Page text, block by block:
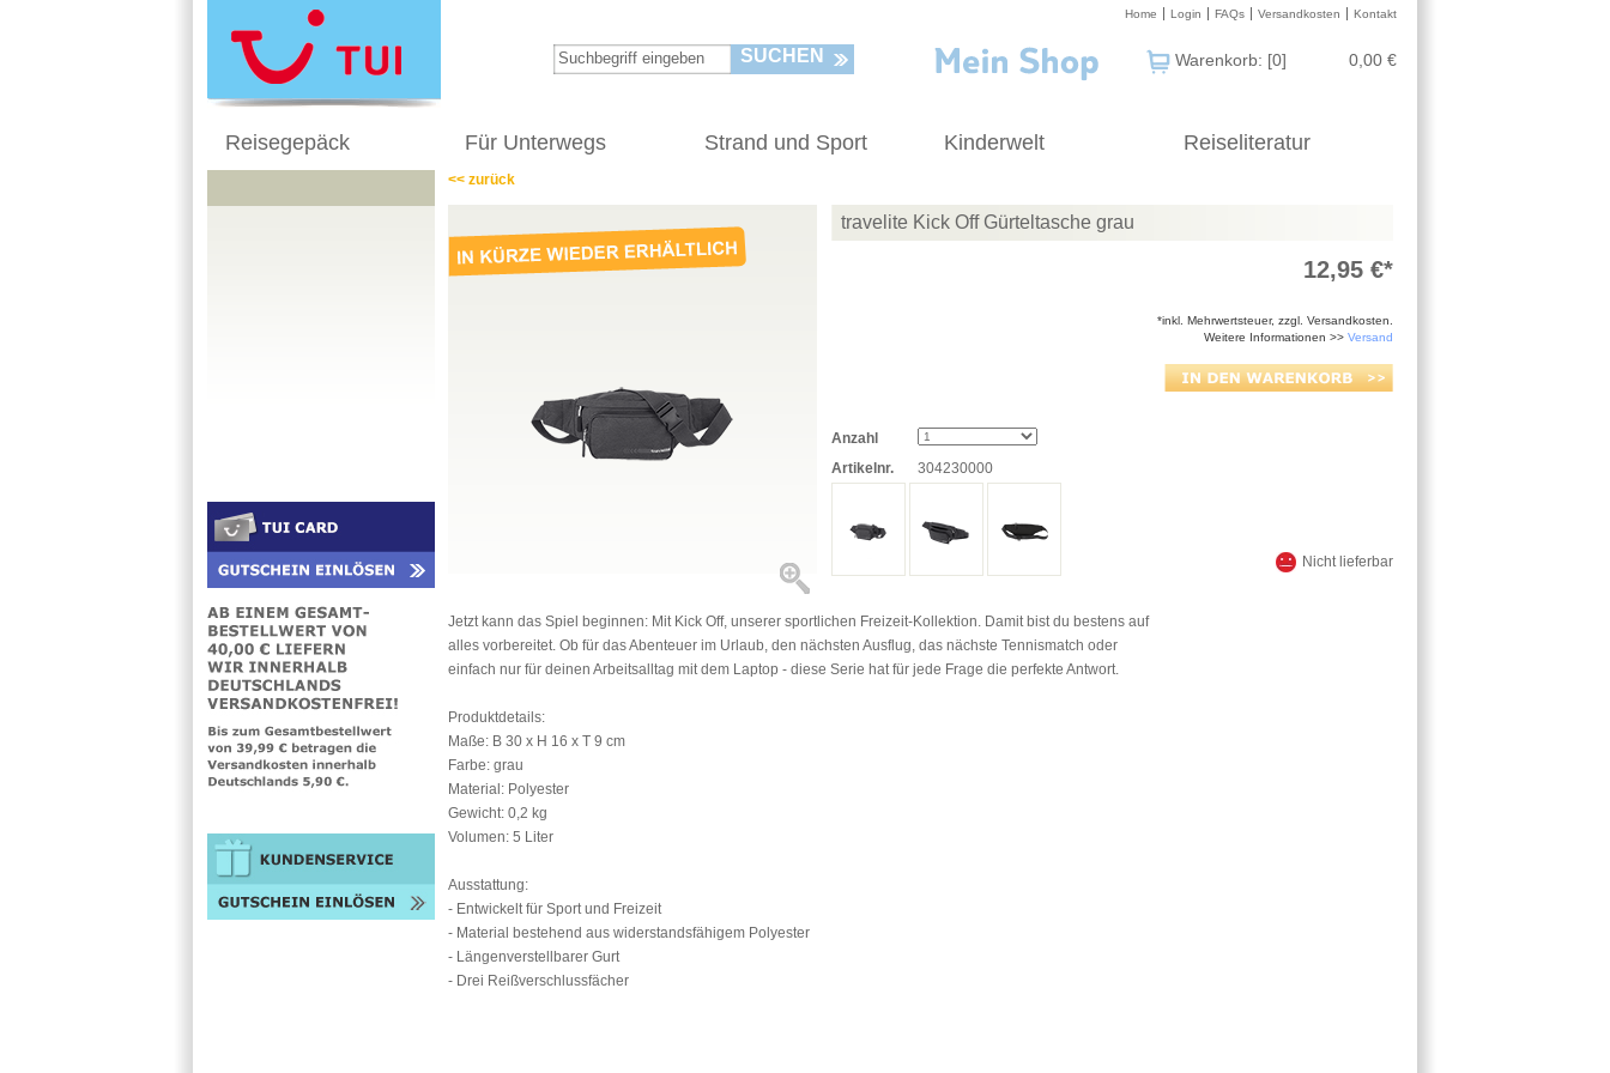
Kontakt
Versandkosten
FAQs
Login
Home
SUCHEN Warenkorb: [0] 0,00 €
Reisegepäck Für Unterwegs Strand und Sport Kinderwelt Reiseliteratur
<< zurück
travelite Kick Off Gürteltasche grau
12,95 €*
*inkl. Mehrwertsteuer, zzgl. Versandkosten.
Weitere Informationen >> Versand
Nicht lieferbar
Anzahl
Artikelnr.
304230000
Jetzt kann das Spiel beginnen: Mit Kick Off, unserer sportlichen Freizeit-Kollektion. Damit bist du bestens auf
alles vorbereitet. Ob für das Abenteuer im Urlaub, den nächsten Ausflug, das nächste Tennismatch oder
einfach nur für deinen Arbeitsalltag mit dem Laptop - diese Serie hat für jede Frage die perfekte Antwort.
Produktdetails:
Maße: B 30 x H 16 x T 9 cm
Farbe: grau
Material: Polyester
Gewicht: 0,2 kg
Volumen: 5 Liter
Ausstattung:
- Entwickelt für Sport und Freizeit
- Material bestehend aus widerstandsfähigem Polyester
- Längenverstellbarer Gurt
- Drei Reißverschlussfächer